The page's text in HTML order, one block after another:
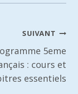
SUIVANT
5eme
: cours et
essentiels